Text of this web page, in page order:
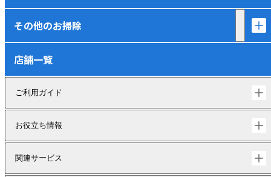
その他のお掃除
店舗一覧
ご利用ガイド
お役立ち情報
関連サービス